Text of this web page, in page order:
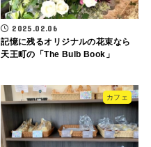
2025.02.06
記憶に残るオリジナルの花束なら
天王町の「The Bulb Book」
カフェ